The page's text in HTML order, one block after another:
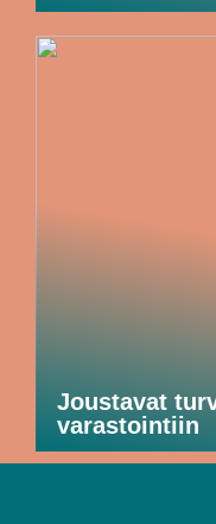
Joustavat
varastointiin